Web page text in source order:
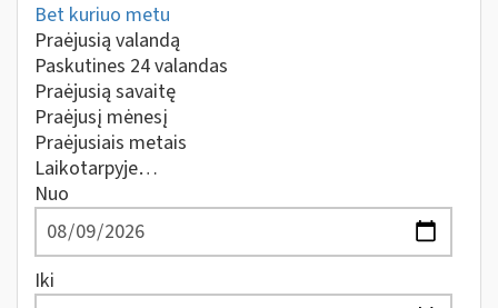
Bet kuriuo metu
Praėjusią valandą
Paskutines 24 valandas
Praėjusią savaitę
Praėjusį mėnesį
Praėjusiais metais
Laikotarpyje…
Nuo
Iki